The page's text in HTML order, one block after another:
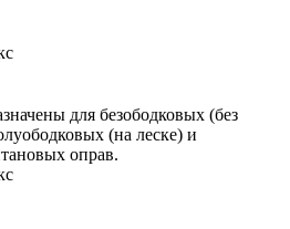
для безободковых (без
(на леске) и
оправ.